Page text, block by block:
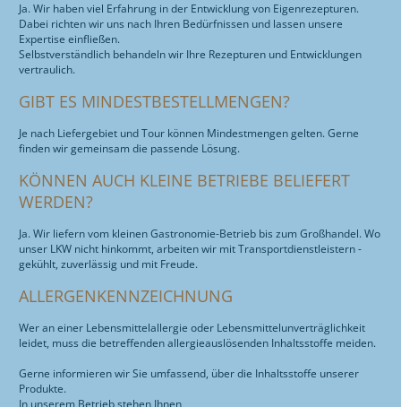
Ja. Wir haben viel Erfahrung in der Entwicklung von Eigenrezepturen.
Dabei richten wir uns nach Ihren Bedürfnissen und lassen unsere
Expertise einfließen.
Selbstverständlich behandeln wir Ihre Rezepturen und Entwicklungen
vertraulich.
GIBT ES MINDESTBESTELLMENGEN?
Je nach Liefergebiet und Tour können Mindestmengen gelten. Gerne
finden wir gemeinsam die passende Lösung.
KÖNNEN AUCH KLEINE BETRIEBE BELIEFERT
WERDEN?
Ja. Wir liefern vom kleinen Gastronomie-Betrieb bis zum Großhandel. Wo
unser LKW nicht hinkommt, arbeiten wir mit Transportdienstleistern -
gekühlt, zuverlässig und mit Freude.
ALLERGENKENNZEICHNUNG
Wer an einer Lebensmittelallergie oder Lebensmittelunverträglichkeit
leidet, muss die betreffenden allergieauslösenden Inhaltsstoffe meiden.
Gerne informieren wir Sie umfassend, über die Inhaltsstoffe unserer
Produkte.